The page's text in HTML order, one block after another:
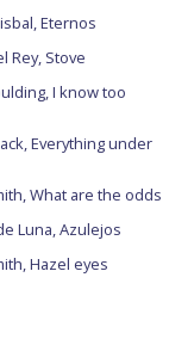
Eternos
Rey, Stove
I know too
Everything under
What are the odds
Luna, Azulejos
Hazel eyes